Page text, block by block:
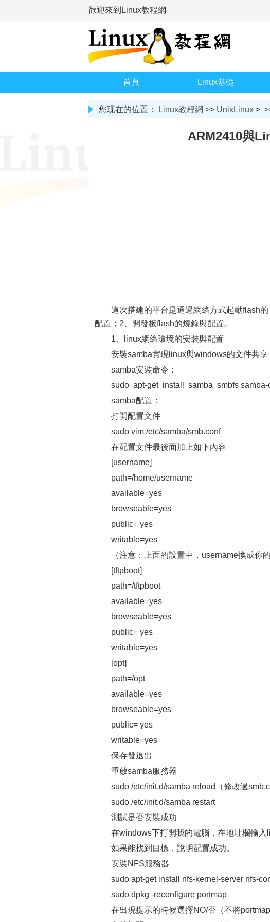
歡迎來到Linux教程網
首頁 Linux基礎
您现在的位置： Linux教程網 >> UnixLinux >
ARM2410與
這次搭建的平台是通過網絡方式起動flash
配置；2、開發板flash的燒錄與配置。
1、linux網絡環境的安裝與配置
安裝samba實現linux與windows的文件共享
samba安裝命令：
sudo apt-get install samba smbfs samba-
samba配置：
打開配置文件
sudo vim /etc/samba/smb.conf
在配置文件最後面加上如下內容
[username]
path=/home/username
available=yes
browseable=yes
public= yes
writable=yes
（注意：上面的設置中，username換成你
[tftpboot]
path=/tftpboot
available=yes
browseable=yes
public= yes
writable=yes
[opt]
path=/opt
available=yes
browseable=yes
public= yes
writable=yes
保存發退出
重啟samba服務器
sudo /etc/init.d/samba reload（修改過
sudo /etc/init.d/samba restart
測試是否安裝成功
在windows下打開我的電腦，在地址欄輸入
如果能找到目標，說明配置成功。
安裝NFS服務器
sudo apt-get install nfs-kernel-server nfs-
sudo dpkg -reconfigure portmap
在出現提示的時候選擇NO/否（不將